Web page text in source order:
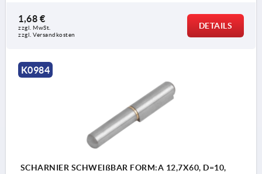
1,68 €
zzgl. MwSt.
zzgl. Versandkosten
DETAILS
K0984
SCHARNIER SCHWEIßBAR FORM:A 12,7X60, D=10,